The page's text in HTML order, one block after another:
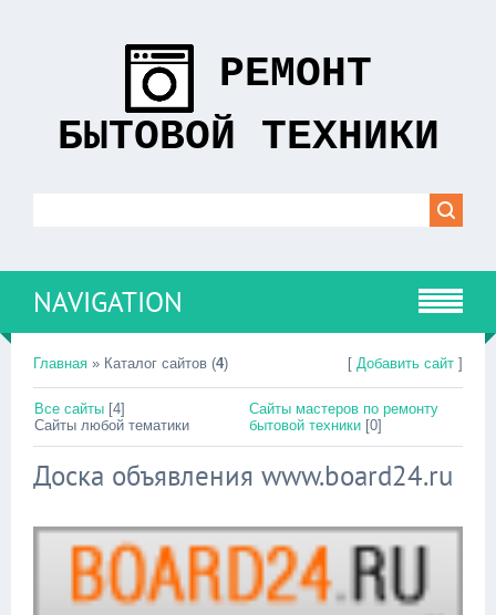
РЕМОНТ
БЫТОВОЙ ТЕХНИКИ
NAVIGATION
Главная » Каталог сайтов (4) [ Добавить сайт ]
Все сайты [4]
Сайты любой тематики
Сайты мастеров по ремонту
бытовой техники [0]
Доска объявления www.board24.ru